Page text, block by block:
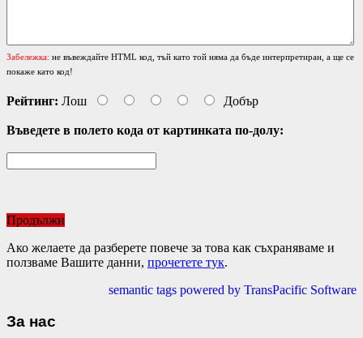
Забележка: не въвеждайте HTML код, тъй като той няма да бъде интерпретиран, а ще се
покаже като код!
Рейтинг: Лош Добър
Въведете в полето кода от картинката по-долу:
Продължи
Ако желаете да разберете повече за това как съхраняваме и
ползваме Вашите данни, прочетете тук.
semantic tags powered by TransPacific Software
За нас